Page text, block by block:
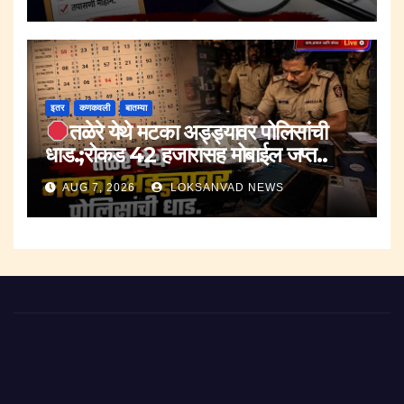
इतर कणकवली बातम्या
तळेरे येथे मटका अड्ड्यावर पोलिसांची
धाड.;रोकड 42 हजारासह मोबाईल जप्त..
AUG 7, 2026 LOKSANVAD NEWS